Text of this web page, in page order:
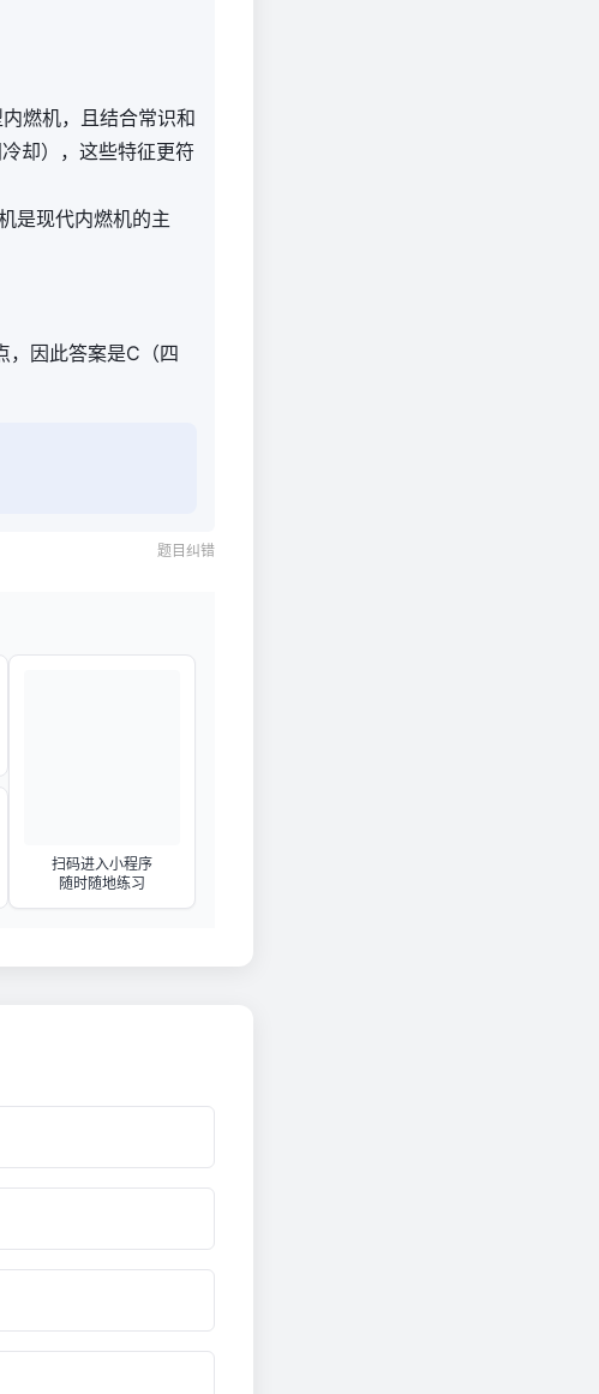
燃机，且结合常识和
却），这些特征更符
是现代内燃机的主
，因此答案是C（四
题目纠错
扫码进入小程序
随时随地练习